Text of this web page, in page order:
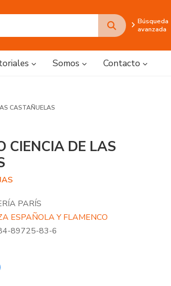
Búsqueda
avanzada
Somos Contacto
CASTAÑUELAS
CIENCIA DE LAS
PARÍS
ESPAÑOLA Y FLAMENCO
89725-83-6